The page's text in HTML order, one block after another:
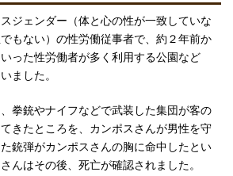
ジェンダー（体と心の性が一致していな
もない）の性労働従事者で、約２年前か
った性労働者が多く利用する公園など
ました。
拳銃やナイフなどで武装した集団が客の
きたところを、カンポスさんが男性を守
銃弾がカンポスさんの胸に命中したとい
んはその後、死亡が確認されました。